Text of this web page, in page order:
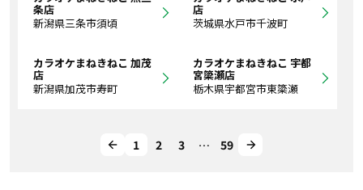
条店
新潟県三条市須頃
店
茨城県水戸市千波町
カラオケまねきねこ 加茂
店
新潟県加茂市寿町
カラオケまねきねこ 宇都
宮簗瀬店
栃木県宇都宮市東簗瀬
1 2 3 … 59